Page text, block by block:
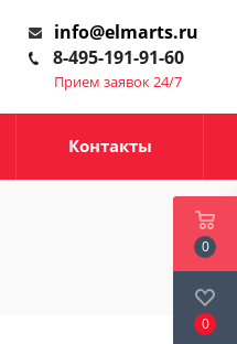
info@elmarts.ru
8-495-191-91-60
Прием заявок 24/7
Контакты
0
0